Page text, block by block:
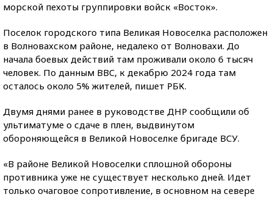
морской пехоты группировки войск «Восток».
Поселок городского типа Великая Новоселка расположен
в Волновахском районе, недалеко от Волновахи. До
начала боевых действий там проживали около 6 тысяч
человек. По данным BBC, к декабрю 2024 года там
осталось около 5% жителей, пишет РБК.
Двумя днями ранее в руководстве ДНР сообщили об
ультиматуме о сдаче в плен, выдвинутом
обороняющейся в Великой Новоселке бригаде ВСУ.
«В районе Великой Новоселки сплошной обороны
противника уже не существует несколько дней. Идет
только очаговое сопротивление, в основном на севере